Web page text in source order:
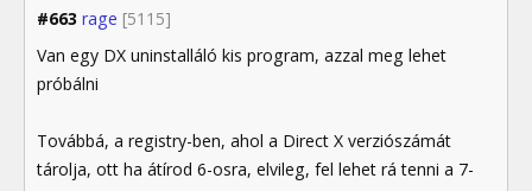
#663 rage [5115]
Van egy DX uninstalláló kis program, azzal meg lehet
próbálni
Továbbá, a registry-ben, ahol a Direct X verziószámát
tárolja, ott ha átírod 6-osra, elvileg, fel lehet rá tenni a 7-